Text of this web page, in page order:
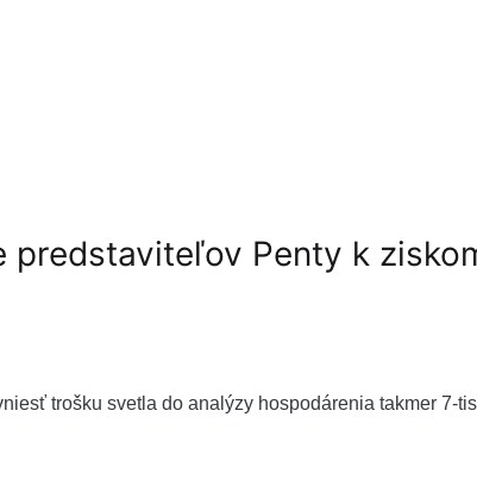
predstaviteľov Penty k
trošku svetla do analýzy hospodárenia takmer 7-